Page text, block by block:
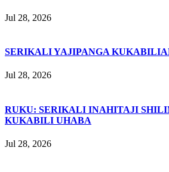
Jul 28, 2026
SERIKALI YAJIPANGA
Jul 28, 2026
RUKU: SERIKALI INAHITAJI
KUKABILI UHABA
Jul 28, 2026